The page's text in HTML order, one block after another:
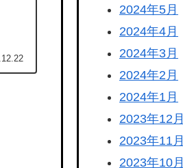
2024年5月
2024年4月
2024年3月
2024年2月
2024年1月
2023年12月
2023年11月
2023年10月